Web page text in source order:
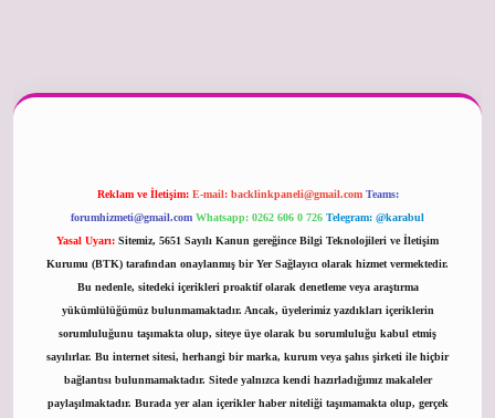
Reklam ve İletişim: E-mail: backlinkpaneli@gmail.com Teams:
forumhizmeti@gmail.com Whatsapp: 0262 606 0 726 Telegram: @karabul
Yasal Uyarı: Sitemiz, 5651 Sayılı Kanun gereğince Bilgi Teknolojileri ve İletişim
Kurumu (BTK) tarafından onaylanmış bir Yer Sağlayıcı olarak hizmet vermektedir.
Bu nedenle, sitedeki içerikleri proaktif olarak denetleme veya araştırma
yükümlülüğümüz bulunmamaktadır. Ancak, üyelerimiz yazdıkları içeriklerin
sorumluluğunu taşımakta olup, siteye üye olarak bu sorumluluğu kabul etmiş
sayılırlar. Bu internet sitesi, herhangi bir marka, kurum veya şahıs şirketi ile hiçbir
bağlantısı bulunmamaktadır. Sitede yalnızca kendi hazırladığımız makaleler
paylaşılmaktadır. Burada yer alan içerikler haber niteliği taşımamakta olup, gerçek